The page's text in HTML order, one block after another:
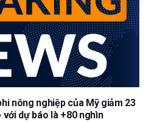
nông nghiệp của Mỹ giảm 23
dự báo là +80 nghìn